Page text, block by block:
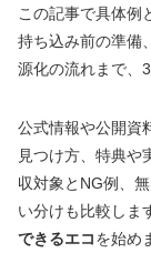
この記事で具体例
持ち込み前の準備
源化の流れまで、
公式情報や公開資
見つけ方、特典や
収対象とNG例、
い分けも比較しま
できるエコを始め